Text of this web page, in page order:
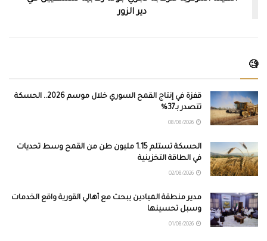
دير الزور
🧐
قفزة في إنتاج القمح السوري خلال موسم 2026.. الحسكة
تتصدر بـ37%
الحسكة تستلم 1.15 مليون طن من القمح وسط تحديات
في الطاقة التخزينية
مدير منطقة الميادين يبحث مع أهالي القورية واقع الخدمات
وسبل تحسينها